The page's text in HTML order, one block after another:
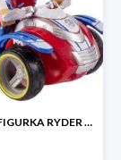
PSI PATROL FIGURKA RYDER + QUAD POJAZD RATUNKOWY -54%